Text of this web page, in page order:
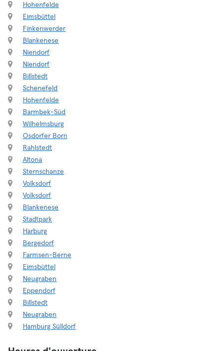
Hohenfelde
Eimsbüttel
Finkenwerder
Blankenese
Niendorf
Niendorf
Billstedt
Schenefeld
Hohenfelde
Barmbek-Süd
Wilhelmsburg
Osdorfer Born
Rahlstedt
Altona
Sternschanze
Volksdorf
Volksdorf
Blankenese
Stadtpark
Harburg
Bergedorf
Farmsen-Berne
Eimsbüttel
Neugraben
Eppendorf
Billstedt
Neugraben
Hamburg Sülldorf